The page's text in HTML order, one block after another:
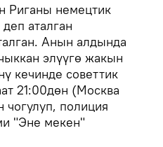
Риганы немецтик
аталган
Анын алдында
элүүгө жакын
кечинде советтик
21:00дөн (Москва
полиция
"Эне мекен"